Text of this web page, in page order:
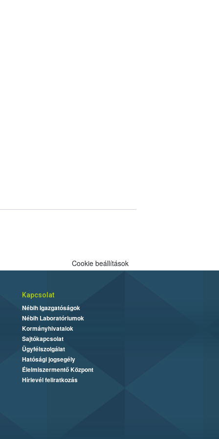
Cookie beállítások
Kapcsolat
Nébih Igazgatóságok
Nébih Laboratóriumok
Kormányhivatalok
Sajtókapcsolat
Ügyfélszolgálat
Hatósági jogsegély
Élelmiszermentő Központ
Hírlevél feliratkozás